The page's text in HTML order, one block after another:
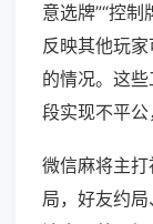
意选牌”“控制
反映其他玩家
的情况。这
段实现不平公
微信麻将主
局，好友约